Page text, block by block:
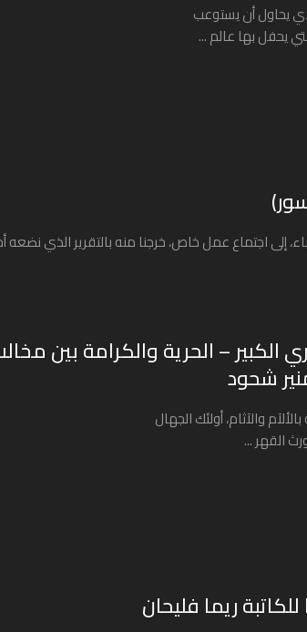
يحاول أن يستوعب
يحفل بها عالم ...
إلى اجتماع عمل خاص، خرجنا منه بالتقرير الذي نضعه
الكبير – الحرية والكرامة بين
شحود
والآثام، أولئك الجهال
القهر ...
ريما فليحان